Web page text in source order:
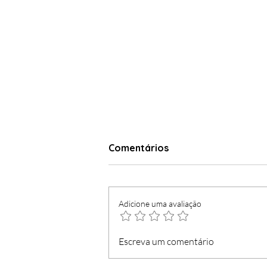
Loja do Cidadão com
serviços mínimos
Comentários
Adicione uma avaliação
Escreva um comentário